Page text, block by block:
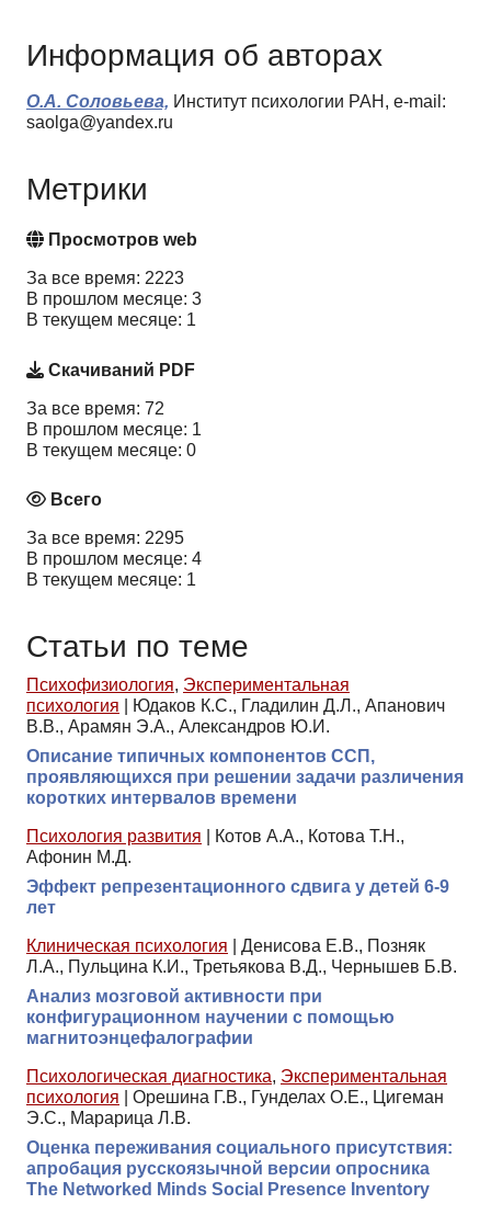
Информация об авторах
О.А. Соловьева, Институт психологии РАН, e-mail:
saolga@yandex.ru
Метрики
Просмотров web
За все время: 2223
В прошлом месяце: 3
В текущем месяце: 1
Скачиваний PDF
За все время: 72
В прошлом месяце: 1
В текущем месяце: 0
Всего
За все время: 2295
В прошлом месяце: 4
В текущем месяце: 1
Статьи по теме
Психофизиология, Экспериментальная
психология
Юдаков К.С., Гладилин Д.Л., Апанович
В.В., Арамян Э.А., Александров Ю.И.
Описание типичных компонентов ССП,
проявляющихся при решении задачи различения
коротких интервалов времени
Психология развития
Котов А.А., Котова Т.Н.,
Афонин М.Д.
Эффект репрезентационного сдвига у детей 6-9
лет
Клиническая психология
Денисова Е.В., Позняк
Л.А., Пульцина К.И., Третьякова В.Д., Чернышев Б.В.
Анализ мозговой активности при
конфигурационном научении с помощью
магнитоэнцефалографии
Психологическая диагностика, Экспериментальная
психология
Орешина Г.В., Гунделах О.Е., Цигеман
Э.С., Марарица Л.В.
Оценка переживания социального присутствия:
апробация русскоязычной версии опросника
The Networked Minds Social Presence Inventory